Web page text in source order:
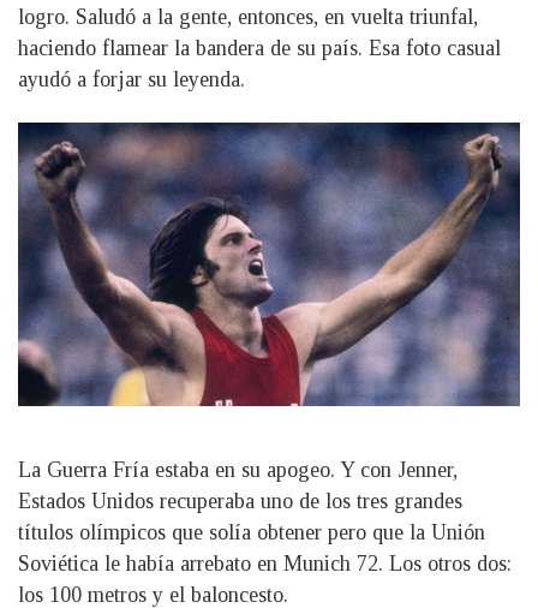
logro. Saludó a la gente, entonces, en vuelta triunfal,
haciendo flamear la bandera de su país. Esa foto casual
ayudó a forjar su leyenda.
La Guerra Fría estaba en su apogeo. Y con Jenner,
Estados Unidos recuperaba uno de los tres grandes
títulos olímpicos que solía obtener pero que la Unión
Soviética le había arrebato en Munich 72. Los otros dos:
los 100 metros y el baloncesto.